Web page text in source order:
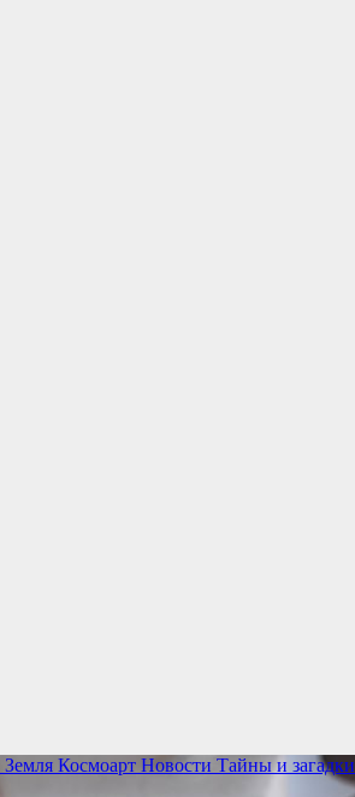
Земля Космоарт Новости Тайны и загадки